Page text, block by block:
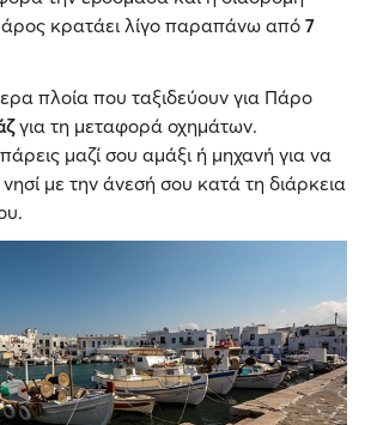
κρατάει λίγο παραπάνω από 7
πλοία που ταξιδεύουν για Πάρο
για τη μεταφορά οχημάτων.
μαζί σου αμάξι ή μηχανή για να
με την άνεσή σου κατά τη διάρκεια